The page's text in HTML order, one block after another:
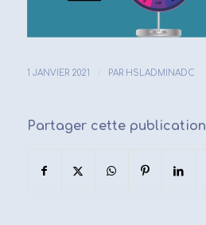
1 JANVIER 2021 PAR HSLADMINADC
Partager cette publication